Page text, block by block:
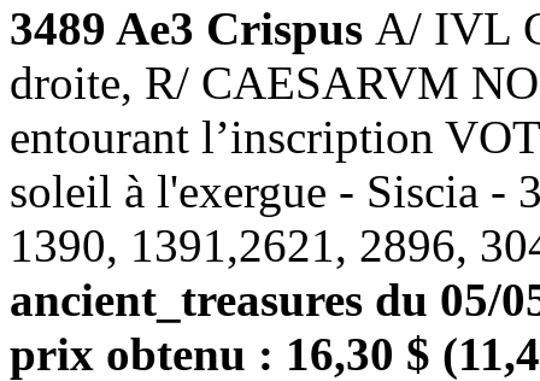
3489 Ae3 Crispus A/ IVL
droite, R/ CAESARVM
entourant l’inscription
soleil à l'exergue - Siscia -
1390, 1391,2621, 2896,
ancient_treasures du 05/
prix obtenu : 16,30 $